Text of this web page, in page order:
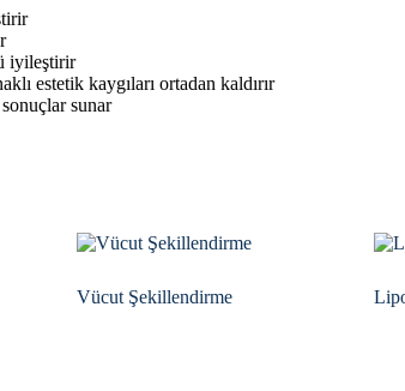
iyileştirir
estetik kaygıları ortadan kaldırır
sunar
Vücut Şekillendirme